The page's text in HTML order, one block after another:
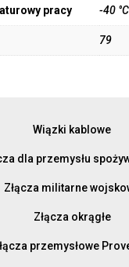
pracy -40
79
Wiązki kablowe
dla przemysłu
Złącza militarne
Złącza okrągłe
przemysłowe